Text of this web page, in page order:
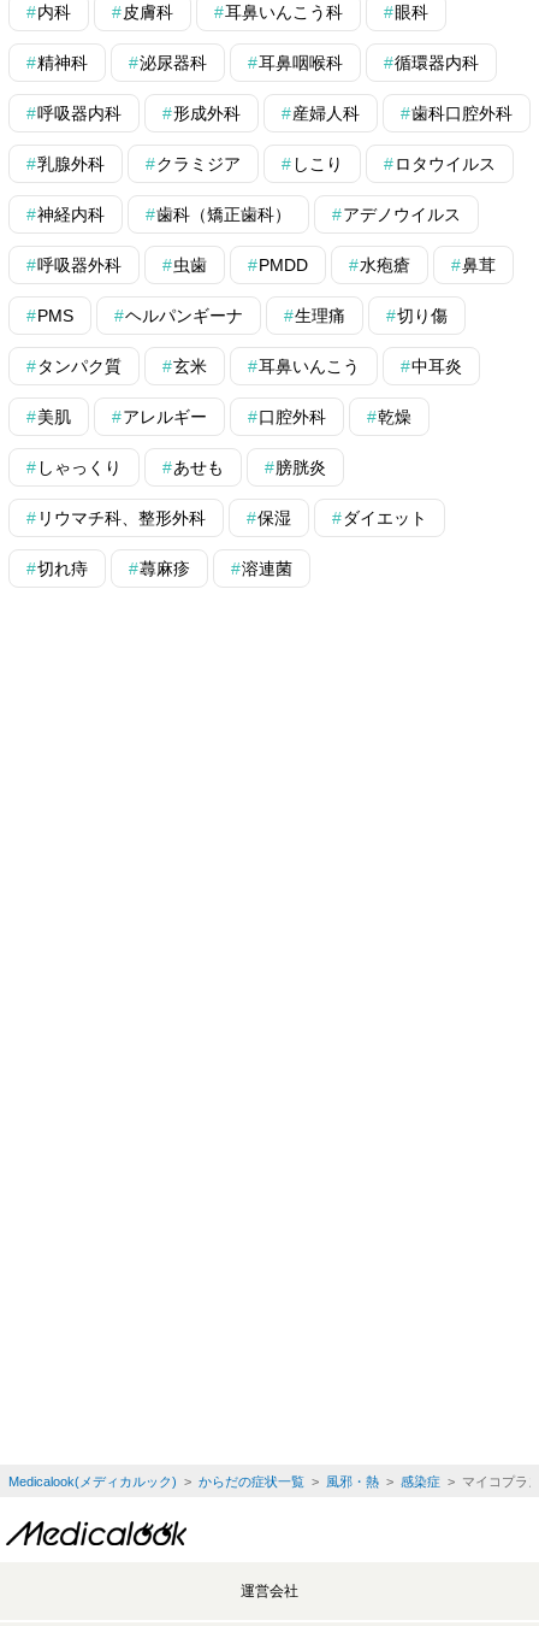
内科 皮膚科 耳鼻いんこう科 眼科
精神科 泌尿器科 耳鼻咽喉科 循環器内科
呼吸器内科 形成外科 産婦人科 歯科口腔外科
乳腺外科 クラミジア しこり ロタウイルス
神経内科 歯科（矯正歯科） アデノウイルス
呼吸器外科 虫歯 PMDD 水疱瘡 鼻茸
PMS ヘルパンギーナ 生理痛 切り傷
タンパク質 玄米 耳鼻いんこう 中耳炎
美肌 アレルギー 口腔外科 乾燥
しゃっくり あせも 膀胱炎
リウマチ科、整形外科 保湿 ダイエット
切れ痔 蕁麻疹 溶連菌
Medicalook(メディカルック) > からだの症状一覧> 風邪・熱> 感染症> マイコプラズ
運営会社